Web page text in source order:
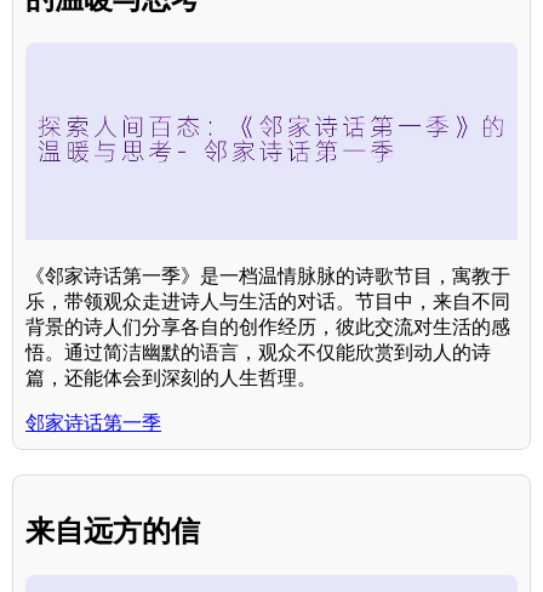
《邻家诗话第一季》是一档温情脉脉的诗歌节目，寓教于
乐，带领观众走进诗人与生活的对话。节目中，来自不同
背景的诗人们分享各自的创作经历，彼此交流对生活的感
悟。通过简洁幽默的语言，观众不仅能欣赏到动人的诗
篇，还能体会到深刻的人生哲理。
邻家诗话第一季
来自远方的信